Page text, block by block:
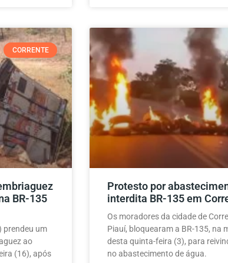
CORRENTE
BR-135
prendeu um
ao
(16), após
Protesto por
interdita BR-135 em
Os moradores da cidade de
Piauí, bloquearam a BR-135, na
desta quinta-feira (3), para
no abastecimento de água.